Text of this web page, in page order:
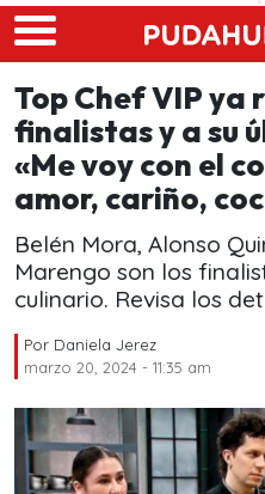
Skip to main content
Top Chef VIP ya
finalistas y a su
«Me voy con el
amor, cariño,
Belén Mora, Alonso
Marengo son los
culinario. Revisa los
Por Daniela Jerez
marzo 20, 2024 - 11:35 am